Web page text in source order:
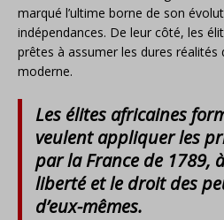
marqué l’ultime borne de son
indépendances. De leur côté, les
prêtes à assumer les dures réalités
moderne.
Les élites africaines
veulent appliquer les
par la France de 1789,
liberté et le droit des
d’eux-mêmes.